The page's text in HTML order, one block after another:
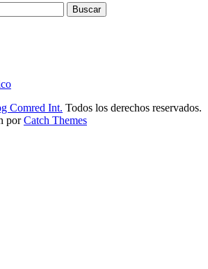
Comred Int. Todos los derechos reservados.
porCatch Themes